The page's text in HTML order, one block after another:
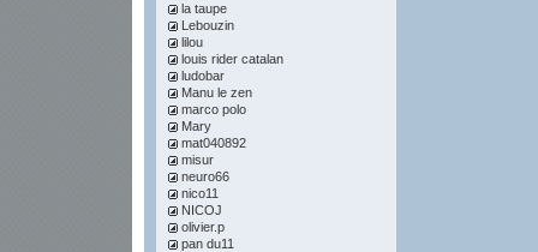
la taupe
Lebouzin
lilou
louis rider catalan
ludobar
Manu le zen
marco polo
Mary
mat040892
misur
neuro66
nico11
NICOJ
olivier.p
pan du11